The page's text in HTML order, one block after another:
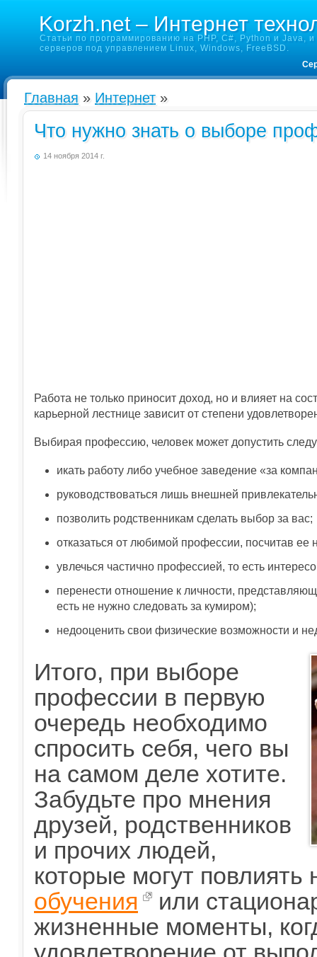
Korzh.net – Интернет
Статьи по программированию на PHP, C#, Python и Java,
серверов под управлением Linux, Windows, FreeBSD.
Главная » Интернет »
Что нужно знать о выборе
14 ноября 2014 г.
Работа не только приносит доход, но и влияет на
карьерной лестнице зависит от степени
Выбирая профессию, человек может допустить
икать работу либо учебное заведение «за
руководствоваться лишь внешней
позволить родственникам сделать выбор за вас;
отказаться от любимой профессии, посчитав ее
увлечься частично профессией, то есть
перенести отношение к личности,
есть не нужно следовать за кумиром);
недооценить свои физические возможности и
Итого, при выборе
профессии в первую
очередь необходимо
спросить себя, чего вы
на самом деле хотите.
Забудьте про мнения
друзей, родственников
и прочих людей,
которые могут
обучения
или
жизненные моменты,